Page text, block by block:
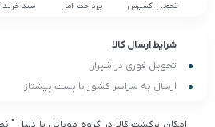
تحویل اکسپرس پرداخت امن سبد خرید
شرایط ارسال کالا
تحویل فوری در شیراز
ارسال به سراسر کشور با پست پیشتاز